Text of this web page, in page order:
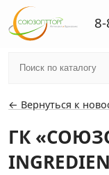
← Вернуться к
ГК